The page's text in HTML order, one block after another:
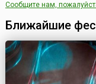
Сообщите нам,
Ближайшие